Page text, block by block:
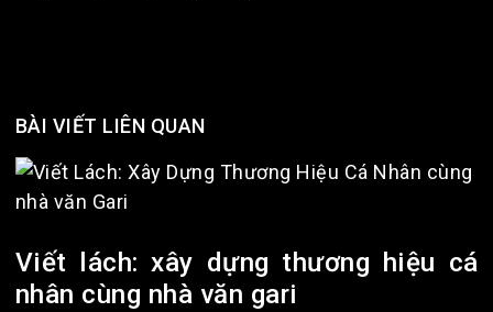
BÀI VIẾT LIÊN QUAN
Viết lách: xây dựng thương hiệu cá
nhân cùng nhà văn gari